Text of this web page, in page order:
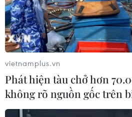
vietnamplus.vn
Phát hiện tàu chở hơn
không rõ nguồn gốc trên